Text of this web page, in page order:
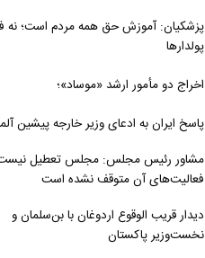
پزشکیان: آموزش حق همه مردم است؛ نه
پولدارها
اخراج دو مأمور ارشد «موساد»؛
پاسخ ایران به ادعای وزیر خارجه پیشین
مشاور رئیس مجلس: مجلس تعطیل
فعالیت‌های آن متوقف نشده است
دیدار قریب الوقوع اردوغان با بن‌سلمان و
نخست‌وزیر پاکستان